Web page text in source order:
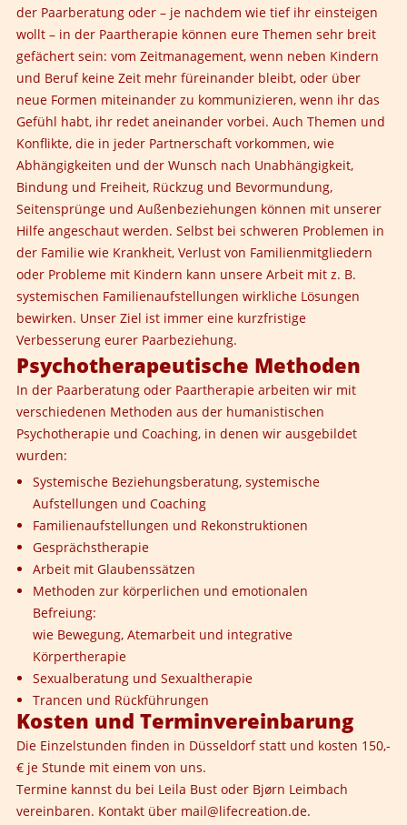
der Paarberatung oder – je nachdem wie tief ihr einsteigen
wollt – in der Paartherapie können eure Themen sehr breit
gefächert sein: vom Zeitmanagement, wenn neben Kindern
und Beruf keine Zeit mehr füreinander bleibt, oder über
neue Formen miteinander zu kommunizieren, wenn ihr das
Gefühl habt, ihr redet aneinander vorbei. Auch Themen und
Konflikte, die in jeder Partnerschaft vorkommen, wie
Abhängigkeiten und der Wunsch nach Unabhängigkeit,
Bindung und Freiheit, Rückzug und Bevormundung,
Seitensprünge und Außenbeziehungen können mit unserer
Hilfe angeschaut werden. Selbst bei schweren Problemen in
der Familie wie Krankheit, Verlust von Familienmitgliedern
oder Probleme mit Kindern kann unsere Arbeit mit z. B.
systemischen Familienaufstellungen wirkliche Lösungen
bewirken. Unser Ziel ist immer eine kurzfristige
Verbesserung eurer Paarbeziehung.
Psychotherapeutische Methoden
In der Paarberatung oder Paartherapie arbeiten wir mit
verschiedenen Methoden aus der humanistischen
Psychotherapie und Coaching, in denen wir ausgebildet
wurden:
Systemische Beziehungsberatung, systemische
Aufstellungen und Coaching
Familienaufstellungen und Rekonstruktionen
Gesprächstherapie
Arbeit mit Glaubenssätzen
Methoden zur körperlichen und emotionalen
Befreiung:
wie Bewegung, Atemarbeit und integrative
Körpertherapie
Sexualberatung und Sexualtherapie
Trancen und Rückführungen
Kosten und Terminvereinbarung
Die Einzelstunden finden in Düsseldorf statt und kosten 150,-
€ je Stunde mit einem von uns.
Termine kannst du bei Leila Bust oder Bjørn Leimbach
vereinbaren. Kontakt über mail@lifecreation.de.